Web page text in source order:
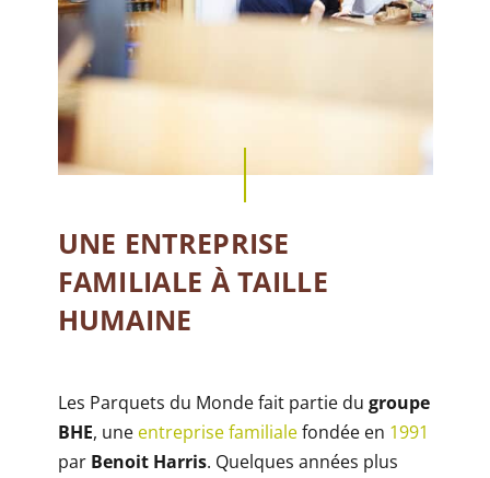
UNE ENTREPRISE
FAMILIALE À TAILLE
HUMAINE
Les Parquets du Monde fait partie du groupe
BHE, une entreprise familialefondée en 1991
par Benoit Harris. Quelques années plus